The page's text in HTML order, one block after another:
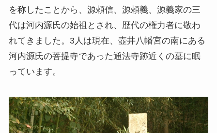
を称したことから、源頼信、源頼義、源義家の三
代は河内源氏の始祖とされ、歴代の権力者に敬わ
れてきました。3人は現在、壺井八幡宮の南にある
河内源氏の菩提寺であった通法寺跡近くの墓に眠
っています。